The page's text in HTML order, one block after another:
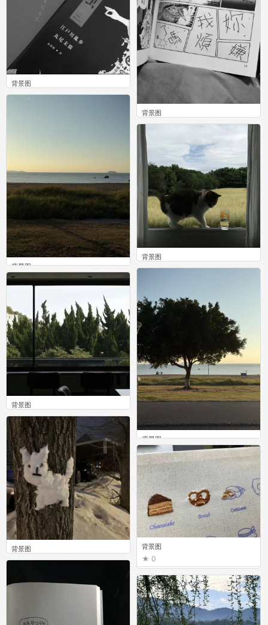
背景图
0
背景图
0
背景图
0
背景图
0
背景图
0
背景图
0
背景图
0
背景图
0